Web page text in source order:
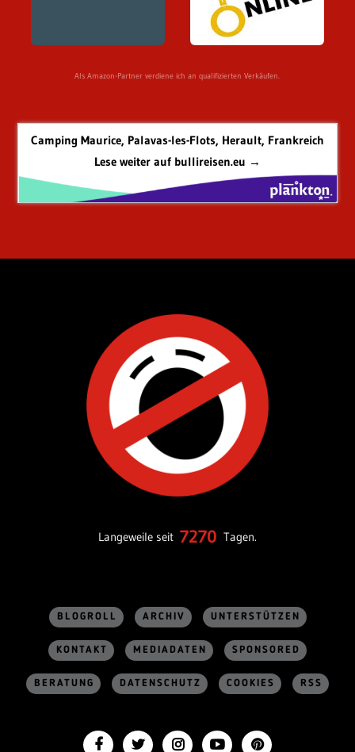
Als Amazon-Partner verdiene ich an qualifizierten Verkäufen.
Camping Maurice, Palavas-les-Flots, Herault, Frankreich
Lese weiter auf bullireisen.eu →
Langeweile seit 7270 Tagen.
BLOGROLL ARCHIV UNTERSTÜTZEN
KONTAKT MEDIADATEN SPONSORED
BERATUNG DATENSCHUTZ COOKIES RSS